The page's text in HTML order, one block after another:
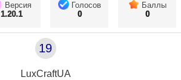
Версия
1.20.1
Голосов
0
Баллы
0
19
LuxCraftUA